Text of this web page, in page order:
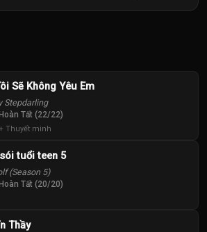
38
Tập
Sẽ Không Yêu Em
Stepdarling
Hoàn Tất (22/22)
Thuyết minh
tuổi teen 5
(Season 5)
Hoàn Tất (20/20)
Thầy